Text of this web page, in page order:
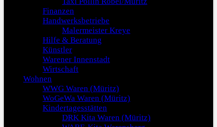
Finanzen
Handwerksbetriebe
Malermeister Kreye
Hilfe & Beratung
Künstler
Warener Innenstadt
Wirtschaft
Wohnen
WWG Waren (Müritz)
WoGeWa Waren (Müritz)
Kindertagesstätten
DRK Kita Waren (Müritz)